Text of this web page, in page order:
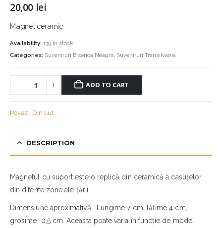
20,00 lei
Magnet ceramic
Availability: 139 in stock
Categories: Suveniruri Biserica Neagră, Suveniruri Transilvania
ADD TO CART
Povesti Din Lut
DESCRIPTION
Magnetul cu suport este o replică din ceramică a casuțelor
din diferite zone ale țării.
Dimensiune aproximativă: Lungime 7 cm, lățime 4 cm,
grosime 0,5 cm. Aceasta poate varia în funcție de model.